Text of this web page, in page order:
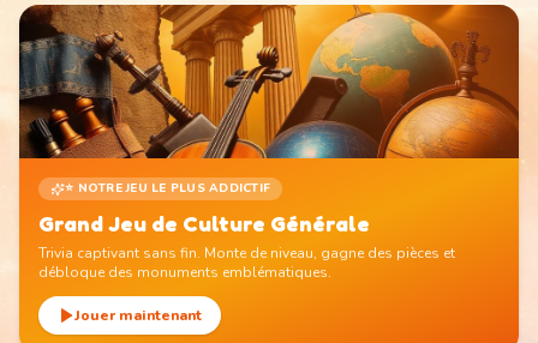
⭐ NOTRE JEU LE PLUS ADDICTIF
Grand Jeu de Culture Générale
Trivia captivant sans fin. Monte de niveau, gagne des pièces et
débloque des monuments emblématiques.
Jouer maintenant